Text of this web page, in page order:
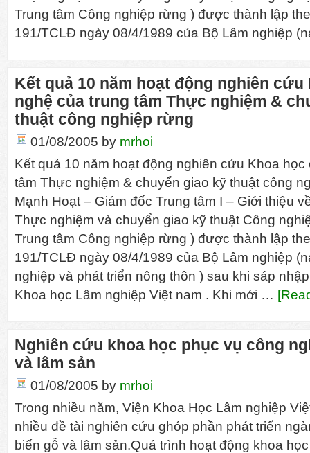
Trung tâm Công nghiệp rừng ) được thành lập
191/TCLĐ ngày 08/4/1989 của Bộ Lâm nghiệp
Kết quả 10 năm hoạt động nghiên
nghệ của trung tâm Thực nghiệm &
thuật công nghiệp rừng
01/08/2005 by mrhoi
Kết quả 10 năm hoạt động nghiên cứu Khoa
tâm Thực nghiệm & chuyển giao kỹ thuật công
Mạnh Hoạt – Giám đốc Trung tâm I – Giới thiệu
Thực nghiệm và chuyển giao kỹ thuật Công
Trung tâm Công nghiệp rừng ) được thành lập
191/TCLĐ ngày 08/4/1989 của Bộ Lâm nghiệp
nghiệp và phát triển nông thôn ) sau khi sáp
Khoa học Lâm nghiệp Việt nam . Khi mới …
Nghiên cứu khoa học phục vụ công
và lâm sản
01/08/2005 by mrhoi
Trong nhiều năm, Viện Khoa Học Lâm nghiệp
nhiều đề tài nghiên cứu ghóp phần phát triển
biến gỗ và lâm sản.Quá trình hoạt động khoa